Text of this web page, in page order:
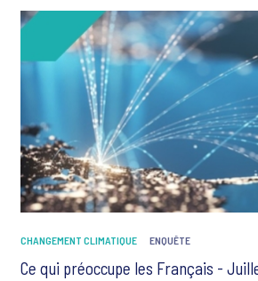
CHANGEMENT CLIMATIQUE ENQUÊTE
Ce qui préoccupe les Français -